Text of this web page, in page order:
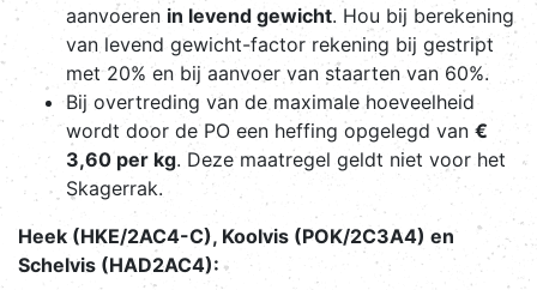
aanvoeren in levend gewicht. Hou bij berekening
van levend gewicht-factor rekening bij gestript
met 20% en bij aanvoer van staarten van 60%.
Bij overtreding van de maximale hoeveelheid
wordt door de PO een heffing opgelegd van €
3,60 per kg. Deze maatregel geldt niet voor het
Skagerrak.
Heek (HKE/2AC4-C), Koolvis (POK/2C3A4) en
Schelvis (HAD2AC4):